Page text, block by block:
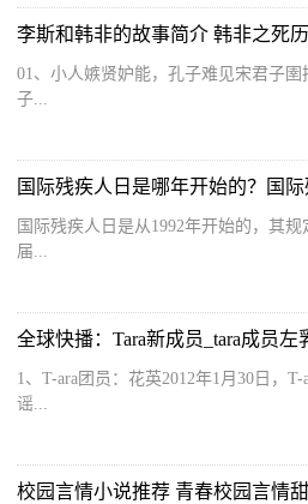
李斯和韩非的故事简介 韩非之死
01、小人嫉贤妒能，孔子难见宋君子
子...
国际残疾人日是从1992年开始的，其规
届...
全球快播：Tara新成员_tara成员左
1、T-ara团员：花英2012年1月30日，
谣...
校园言情小说推荐 青春校园言情